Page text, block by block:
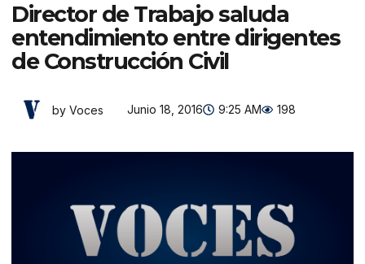
Director de Trabajo saluda
entendimiento entre dirigentes
de Construcción Civil
by Voces Junio 18, 2016 9:25 AM 198